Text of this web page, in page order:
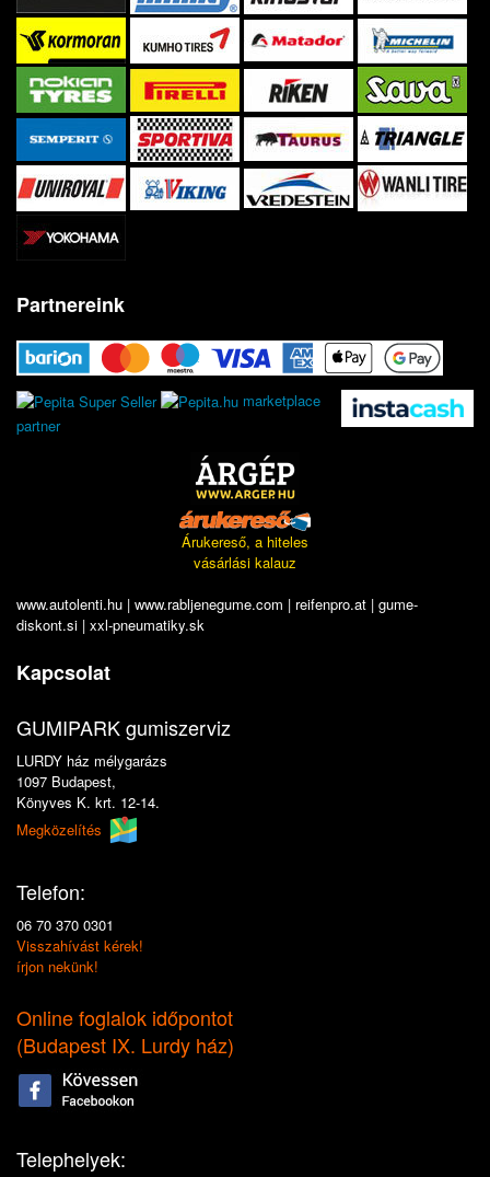
Partnereink
marketplace
partner
Árukereső, a hiteles
vásárlási kalauz
www.autolenti.hu | www.rabljenegume.com | reifenpro.at | gume-
diskont.si | xxl-pneumatiky.sk
Kapcsolat
GUMIPARK gumiszerviz
LURDY ház mélygarázs
1097 Budapest,
Könyves K. krt. 12-14.
Megközelítés
Telefon:
06 70 370 0301
Visszahívást kérek!
írjon nekünk!
Online foglalok időpontot
(Budapest IX. Lurdy ház)
Telephelyek: